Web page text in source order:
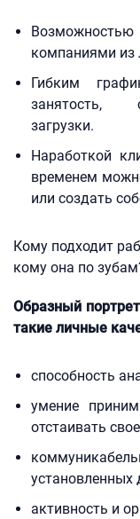
Возможностью
компаниями из
Гибким
занятость,
загрузки.
Наработкой
временем
или создать
Кому подходит
кому она по
Образный
такие личные
способность
умение
отстаивать
установленных
активность и